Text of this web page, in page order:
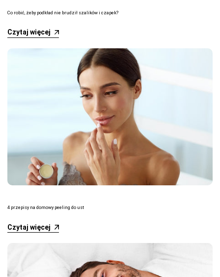
Co robić, żeby podkład nie brudził szalików i czapek?
Czytaj więcej
4 przepisy na domowy peeling do ust
Czytaj więcej